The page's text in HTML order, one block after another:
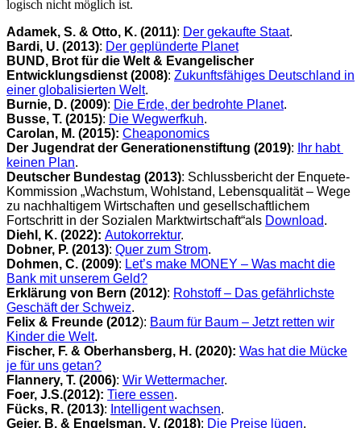
logisch nicht möglich ist.
Adamek, S. & Otto, K. (2011): Der gekaufte Staat.
Bardi, U. (2013): Der geplünderte Planet
BUND, Brot für die Welt & Evangelischer
Entwicklungsdienst (2008): Zukunftsfähiges Deutschland in
einer globalisierten Welt.
Burnie, D. (2009): Die Erde, der bedrohte Planet.
Busse, T. (2015): Die Wegwerfkuh.
Carolan, M. (2015): Cheaponomics
Der Jugendrat der Generationenstiftung (2019):
Ihr habt
keinen Plan.
Deutscher Bundestag (2013): Schlussbericht der Enquete-
Kommission „Wachstum, Wohlstand, Lebensqualität – Wege
zu nachhaltigem Wirtschaften und gesellschaftlichem
Fortschritt in der Sozialen Marktwirtschaft“als Download.
Diehl, K. (2022): Autokorrektur.
Dobner, P. (2013): Quer zum Strom.
Dohmen, C. (2009): Let’s make MONEY – Was macht die
Bank mit unserem Geld?
Erklärung von Bern (2012): Rohstoff – Das gefährlichste
Geschäft der Schweiz.
Felix & Freunde (2012): Baum für Baum – Jetzt retten wir
Kinder die Welt.
Fischer, F. & Oberhansberg, H. (2020): Was hat die Mücke
je für uns getan?
Flannery, T. (2006): Wir Wettermacher.
Foer, J.S.(2012): Tiere essen.
Fücks, R. (2013): Intelligent wachsen.
Geier, B. & Engelsman, V. (2018): Die Preise lügen.